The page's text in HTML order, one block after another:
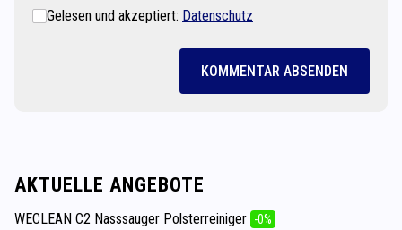
Gelesen und akzeptiert: Datenschutz
KOMMENTAR ABSENDEN
AKTUELLE ANGEBOTE
WECLEAN C2 Nasssauger Polsterreiniger -0%